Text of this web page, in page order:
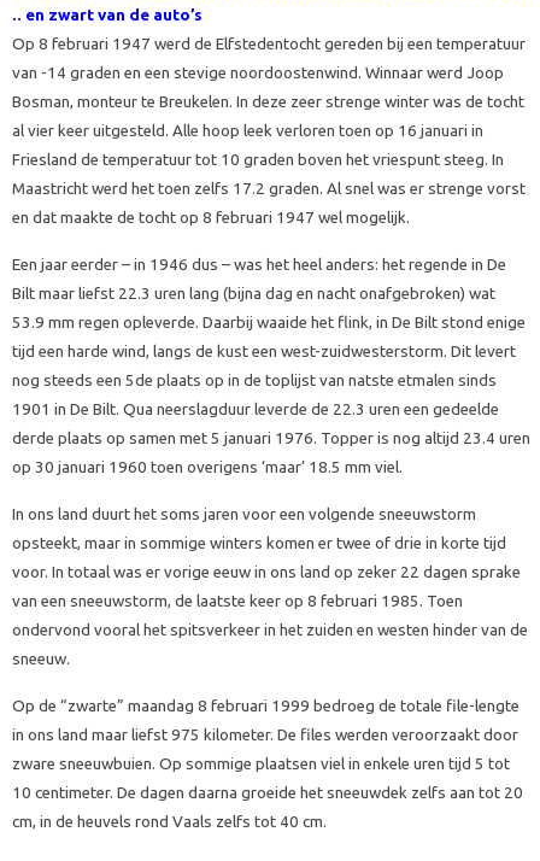
.. en zwart van de auto’s
Op 8 februari 1947 werd de Elfstedentocht gereden bij een temperatuur
van -14 graden en een stevige noordoostenwind. Winnaar werd Joop
Bosman, monteur te Breukelen. In deze zeer strenge winter was de tocht
al vier keer uitgesteld. Alle hoop leek verloren toen op 16 januari in
Friesland de temperatuur tot 10 graden boven het vriespunt steeg. In
Maastricht werd het toen zelfs 17.2 graden. Al snel was er strenge vorst
en dat maakte de tocht op 8 februari 1947 wel mogelijk.
Een jaar eerder – in 1946 dus – was het heel anders: het regende in De
Bilt maar liefst 22.3 uren lang (bijna dag en nacht onafgebroken) wat
53.9 mm regen opleverde. Daarbij waaide het flink, in De Bilt stond enige
tijd een harde wind, langs de kust een west-zuidwesterstorm. Dit levert
nog steeds een 5de plaats op in de toplijst van natste etmalen sinds
1901 in De Bilt. Qua neerslagduur leverde de 22.3 uren een gedeelde
derde plaats op samen met 5 januari 1976. Topper is nog altijd 23.4 uren
op 30 januari 1960 toen overigens ‘maar’ 18.5 mm viel.
In ons land duurt het soms jaren voor een volgende sneeuwstorm
opsteekt, maar in sommige winters komen er twee of drie in korte tijd
voor. In totaal was er vorige eeuw in ons land op zeker 22 dagen sprake
van een sneeuwstorm, de laatste keer op 8 februari 1985. Toen
ondervond vooral het spitsverkeer in het zuiden en westen hinder van de
sneeuw.
Op de “zwarte” maandag 8 februari 1999 bedroeg de totale file-lengte
in ons land maar liefst 975 kilometer. De files werden veroorzaakt door
zware sneeuwbuien. Op sommige plaatsen viel in enkele uren tijd 5 tot
10 centimeter. De dagen daarna groeide het sneeuwdek zelfs aan tot 20
cm, in de heuvels rond Vaals zelfs tot 40 cm.